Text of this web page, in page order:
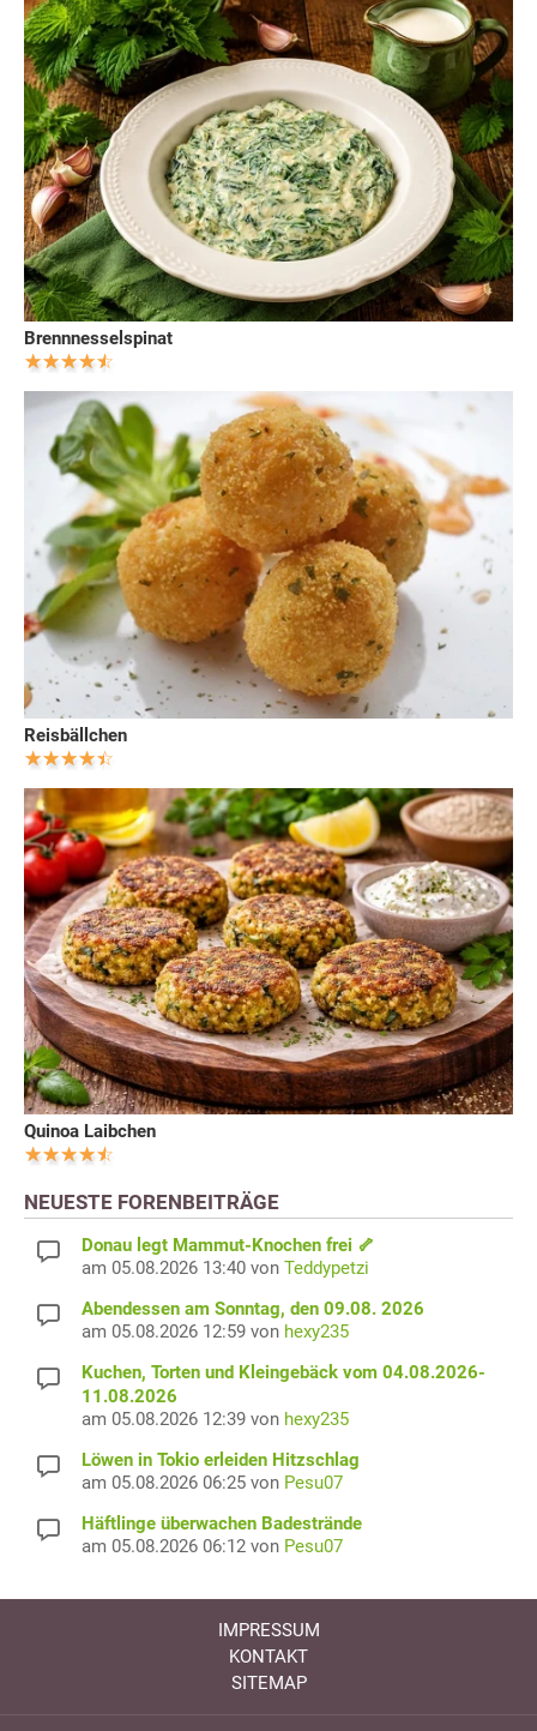
Brennnesselspinat
Reisbällchen
Quinoa Laibchen
NEUESTE FORENBEITRÄGE
Donau legt Mammut-Knochen frei 🦴
am 05.08.2026 13:40 von Teddypetzi
Abendessen am Sonntag, den 09.08. 2026
am 05.08.2026 12:59 von hexy235
Kuchen, Torten und Kleingebäck vom 04.08.2026-
11.08.2026
am 05.08.2026 12:39 von hexy235
Löwen in Tokio erleiden Hitzschlag
am 05.08.2026 06:25 von Pesu07
Häftlinge überwachen Badestrände
am 05.08.2026 06:12 von Pesu07
IMPRESSUM
KONTAKT
SITEMAP